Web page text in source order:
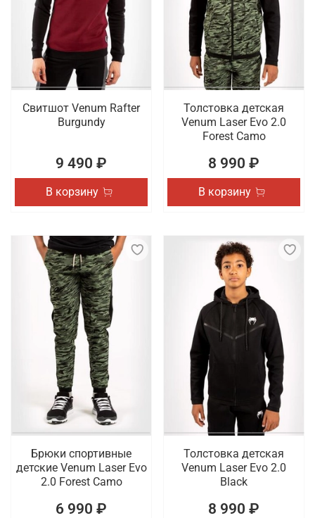
Свитшот Venum Rafter
Burgundy
9 490 ₽
В корзину
Толстовка детская
Venum Laser Evo 2.0
Forest Camo
8 990 ₽
В корзину
Брюки спортивные
детские Venum Laser Evo
2.0 Forest Camo
6 990 ₽
Толстовка детская
Venum Laser Evo 2.0
Black
8 990 ₽